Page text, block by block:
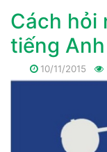
Cách hỏi
tiếng Anh
10/11/2015